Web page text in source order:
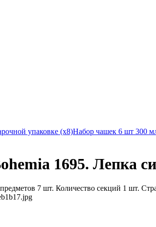
упаковке (х8)Набор чашек 6 шт 300
1695. Лепка
7 шт. Количество секций 1 шт.